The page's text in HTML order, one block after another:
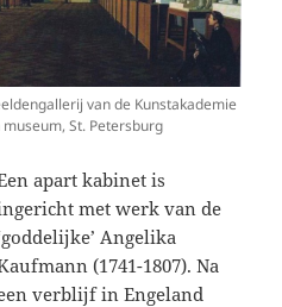
van de Kunstakademie
St. Petersburg
apart kabinet is
met werk van de
Angelika
(1741-1807). Na
verblijf in Engeland